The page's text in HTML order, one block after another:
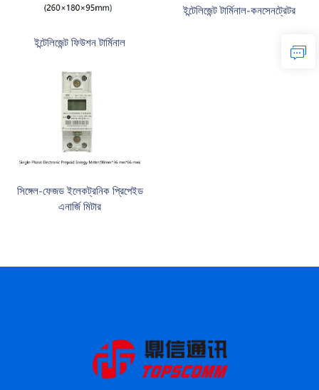
ইন্টেলিজেন্ট ফিউশন টার্মিনাল
ইন্টেলিজেন্ট টার্মিনাল-কনসেনট্রেটর
সিঙ্গেল-ফেজড ইলেকট্রনিক প্রিপেইড
এনার্জি মিটার